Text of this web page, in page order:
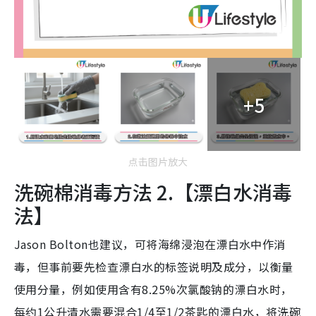
+5
点击图片放大
洗碗棉消毒方法 2.【漂白水消毒
法】
Jason Bolton也建议，可将海绵浸泡在漂白水中作消
毒，但事前要先检查漂白水的标签说明及成分，以衡量
使用分量，例如使用含有8.25%次氯酸钠的漂白水时，
每约1公升清水需要混合1/4至1/2茶匙的漂白水，将洗碗